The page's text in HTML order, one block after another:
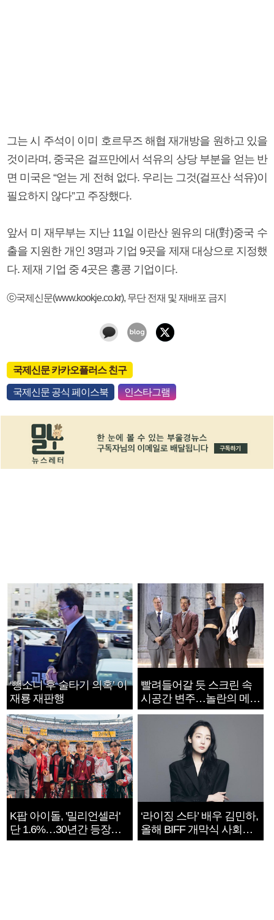
그는 시 주석이 이미 호르무즈 해협 재개방을 원하고 있을
것이라며, 중국은 걸프만에서 석유의 상당 부분을 얻는 반
면 미국은 “얻는 게 전혀 없다. 우리는 그것(걸프산 석유)이
필요하지 않다”고 주장했다.
앞서 미 재무부는 지난 11일 이란산 원유의 대(對)중국 수
출을 지원한 개인 3명과 기업 9곳을 제재 대상으로 지정했
다. 제재 기업 중 4곳은 홍콩 기업이다.
ⓒ국제신문(www.kookje.co.kr), 무단 전재 및 재배포 금지
국제신문 카카오플러스 친구
국제신문 공식 페이스북 인스타그램
‘뺑소니 후 술타기 의혹’ 이
재룡 재판행
빨려들어갈 듯 스크린 속
시공간 변주…놀란의 메시
지는 ‘전쟁 속죄’
K팝 아이돌, '밀리언셀러'
단 1.6%…30년간 등장
1182개팀 전수조사
‘라이징 스타’ 배우 김민하,
올해 BIFF 개막식 사회자
확정